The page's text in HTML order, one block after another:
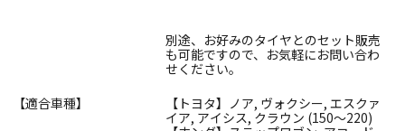
別途、お好みのタイヤとのセット販売
も可能ですので、お気軽にお問い合わ
せください。
【適合車種】
【トヨタ】ノア, ヴォクシー, エスクァ
イア, アイシス, クラウン (150～220)